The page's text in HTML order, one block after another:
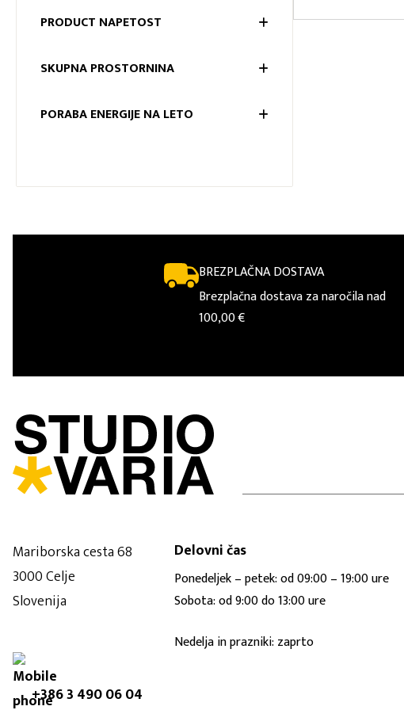
PRODUCT NAPETOST
SKUPNA PROSTORNINA
PORABA ENERGIJE NA LETO
MOČ PRIKLJUČKA
BREZPLAČNA DOSTAVA
Brezplačna dostava za naročila nad
100,00 €
Mariborska cesta 68
3000 Celje
Slovenija
+386 3 490 06 04
Delovni čas
Ponedeljek – petek: od 09:00 – 19:00 ure
Sobota: od 9:00 do 13:00 ure
Nedelja in prazniki: zaprto